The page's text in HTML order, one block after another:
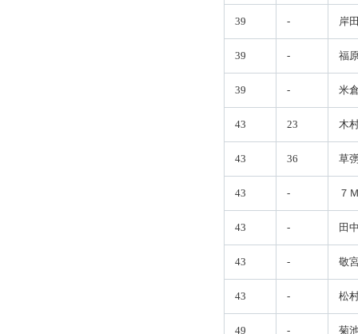
39 - 岸
39 - 福
39 - 米
43 23 木
43 36 草
43 - ７
43 - 田
43 - 敬
43 - 松
49 - 菊